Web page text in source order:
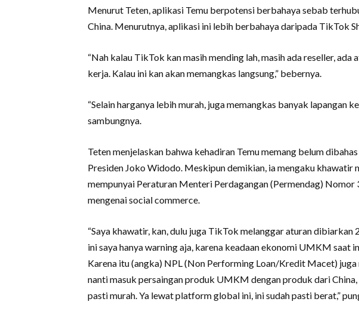
Menurut Teten, aplikasi Temu berpotensi berbahaya sebab
China. Menurutnya, aplikasi ini lebih berbahaya daripada TikTok
“Nah kalau TikTok kan masih mending lah, masih ada reseller,
kerja. Kalau ini kan akan memangkas langsung,” bebernya.
“Selain harganya lebih murah, juga memangkas banyak lapangan
sambungnya.
Teten menjelaskan bahwa kehadiran Temu memang belum
Presiden Joko Widodo. Meskipun demikian, ia mengaku khawatir
mempunyai Peraturan Menteri Perdagangan (Permendag) Nomor
mengenai social commerce.
“Saya khawatir, kan, dulu juga TikTok melanggar aturan dibiarkan
ini saya hanya warning aja, karena keadaan ekonomi UMKM saat
Karena itu (angka) NPL (Non Performing Loan/Kredit Macet)
nanti masuk persaingan produk UMKM dengan produk dari
pasti murah. Ya lewat platform global ini, ini sudah pasti berat,”